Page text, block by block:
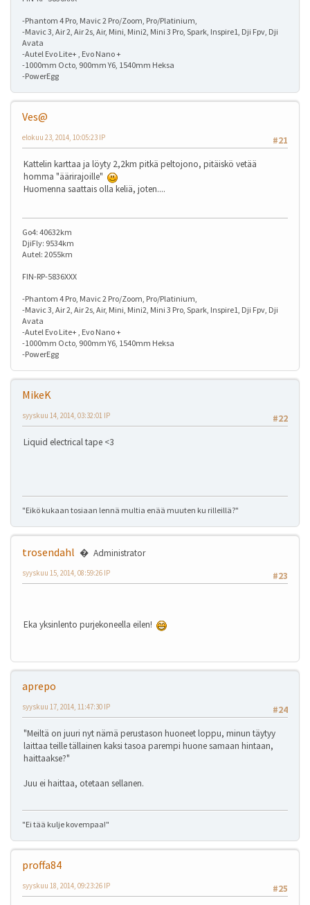
-Phantom 4 Pro, Mavic 2 Pro/Zoom, Pro/Platinium,
-Mavic 3, Air 2, Air 2s, Air, Mini, Mini2, Mini 3 Pro, Spark, Inspire1, Dji Fpv, Dji
Avata
-Autel Evo Lite+ , Evo Nano +
-1000mm Octo, 900mm Y6, 1540mm Heksa
-PowerEgg
Ves@
#21
elokuu 23, 2014, 10:05:23 IP
Kattelin karttaa ja löyty 2,2km pitkä peltojono, pitäiskö vetää
homma "äärirajoille"
Huomenna saattais olla keliä, joten....
Go4: 40632km
DjiFly: 9534km
Autel: 2055km
FIN-RP-5836XXX
-Phantom 4 Pro, Mavic 2 Pro/Zoom, Pro/Platinium,
-Mavic 3, Air 2, Air 2s, Air, Mini, Mini2, Mini 3 Pro, Spark, Inspire1, Dji Fpv, Dji
Avata
-Autel Evo Lite+ , Evo Nano +
-1000mm Octo, 900mm Y6, 1540mm Heksa
-PowerEgg
MikeK
#22
syyskuu 14, 2014, 03:32:01 IP
Liquid electrical tape <3
"Eikö kukaan tosiaan lennä multia enää muuten ku rilleillä?"
trosendahl
Administrator
#23
syyskuu 15, 2014, 08:59:26 IP
Eka yksinlento purjekoneella eilen!
aprepo
#24
syyskuu 17, 2014, 11:47:30 IP
"Meiltä on juuri nyt nämä perustason huoneet loppu, minun täytyy
laittaa teille tällainen kaksi tasoa parempi huone samaan hintaan,
haittaakse?"
Juu ei haittaa, otetaan sellanen.
"Ei tää kulje kovempaa!"
proffa84
#25
syyskuu 18, 2014, 09:23:26 IP